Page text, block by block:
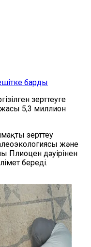
барды
зерттеуге
5,3 миллион
зерттеу
және
Плиоцен дәуірінен
береді.